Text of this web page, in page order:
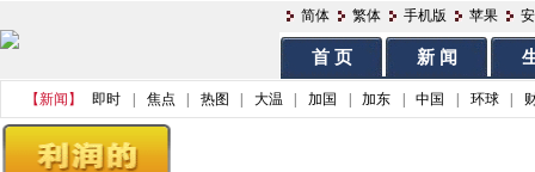
简体 繁体 手机版 苹果
首 页 新 闻
【新闻】 即时 焦点 热图 大温 加国 加东 中国 环球